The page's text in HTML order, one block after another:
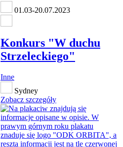
01.03-20.07.2023
Konkurs "W duchu
Strzeleckiego"
Inne
Sydney
Zobacz szczegóły